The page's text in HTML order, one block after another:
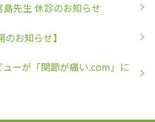
先生 休診のお知らせ
のお知らせ】
ーが「関節が痛い.com」に